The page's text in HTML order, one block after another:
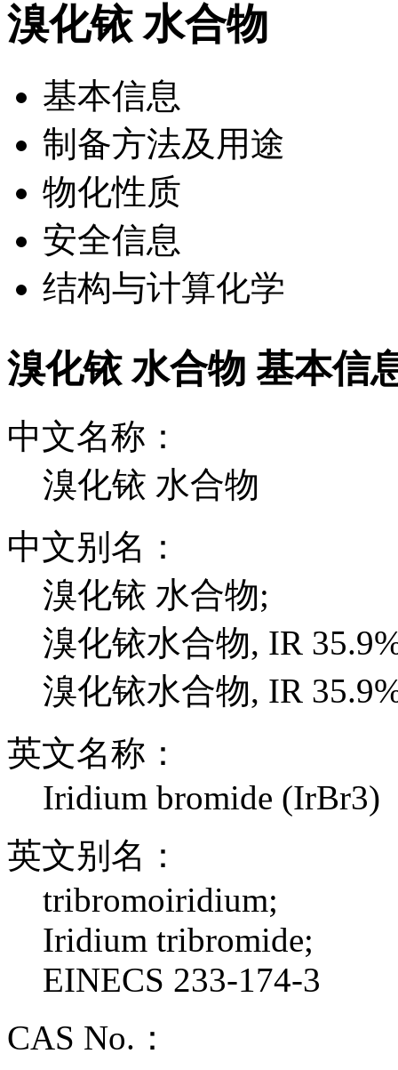
溴化铱 水合物
基本信息
制备方法及用途
物化性质
安全信息
结构与计算化学
溴化铱 水合物 基本信
中文名称：
溴化铱 水合物
中文别名：
溴化铱 水合物;
溴化铱水合物, IR
溴化铱水合物, IR
英文名称：
Iridium bromide (IrBr3)
英文别名：
tribromoiridium;
Iridium tribromide;
EINECS 233-174-3
CAS No.：